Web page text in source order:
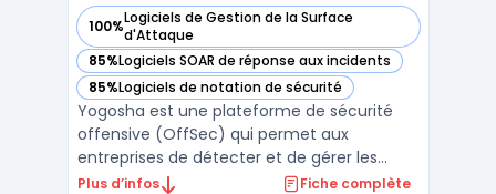
100%Logiciels de Gestion de la Surface
d'Attaque
— voir Yogosha dans cette catégorie
85%Logiciels SOAR de réponse aux incidents
— voir Yogosha dans cette catégorie
85%Logiciels de notation de sécurité
— voir Yogosha dans cette catégorie
Yogosha est une plateforme de sécurité
offensive (OffSec) qui permet aux
entreprises de détecter et de gérer les
vulnérabilités informatiques avant qu'elles
Plus d’infos Fiche complète